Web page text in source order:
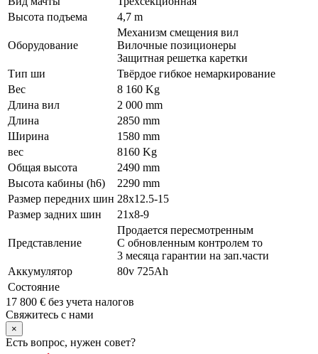
Высота подъема
4,7 m
Оборудование
Механизм смещения вил
Вилочные позиционеры
Защитная решетка каретки
Тип ши
Твёрдое гибкое немаркирование
Вес
8 160 Kg
Длина вил
2 000 mm
Длина
2850 mm
Ширина
1580 mm
вес
8160 Kg
Общая высота
2490 mm
Высота кабины (h6)
2290 mm
Размер передних шин 28x12.5-15
Размер задних шин
21x8-9
Представление
Продается пересмотренным
С обновленным контролем то
3 месяца гарантии на зап.части
Аккумулятор
80v 725Ah
Состояние
17 800 € без учета налогов
Свяжитесь с нами
×
Есть вопрос, нужен совет?